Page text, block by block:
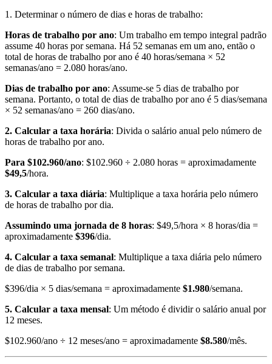
1. Determinar o número de dias e horas de trabalho:
Horas de trabalho por ano: Um trabalho em tempo integral padrão
assume 40 horas por semana. Há 52 semanas em um ano, então o
total de horas de trabalho por ano é 40 horas/semana × 52
semanas/ano = 2.080 horas/ano.
Dias de trabalho por ano: Assume-se 5 dias de trabalho por
semana. Portanto, o total de dias de trabalho por ano é 5 dias/semana
× 52 semanas/ano = 260 dias/ano.
2. Calcular a taxa horária: Divida o salário anual pelo número de
horas de trabalho por ano.
Para $102.960/ano: $102.960 ÷ 2.080 horas = aproximadamente
$49,5/hora.
3. Calcular a taxa diária: Multiplique a taxa horária pelo número
de horas de trabalho por dia.
Assumindo uma jornada de 8 horas: $49,5/hora × 8 horas/dia =
aproximadamente $396/dia.
4. Calcular a taxa semanal: Multiplique a taxa diária pelo número
de dias de trabalho por semana.
$396/dia × 5 dias/semana = aproximadamente $1.980/semana.
5. Calcular a taxa mensal: Um método é dividir o salário anual por
12 meses.
$102.960/ano ÷ 12 meses/ano = aproximadamente $8.580/mês.